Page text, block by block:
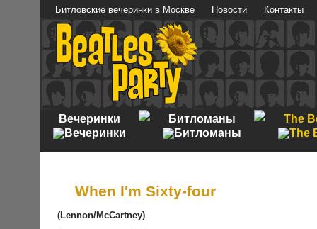
Битловские вечеринки в Москве Новости Контакты
Вечеринки Битломаны The
When I'm Sixty-four
(Lennon/McCartney)